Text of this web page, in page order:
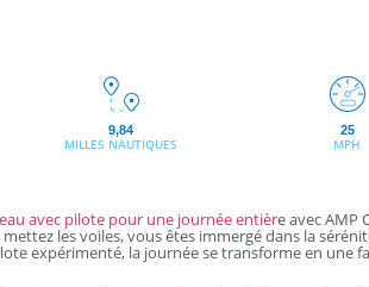
9,84
MILLES NAUTIQUES
25
MPH
avec pilote pour une journée entière avec AMP
les voiles, vous êtes immergé dans la
expérimenté, la journée se transforme en